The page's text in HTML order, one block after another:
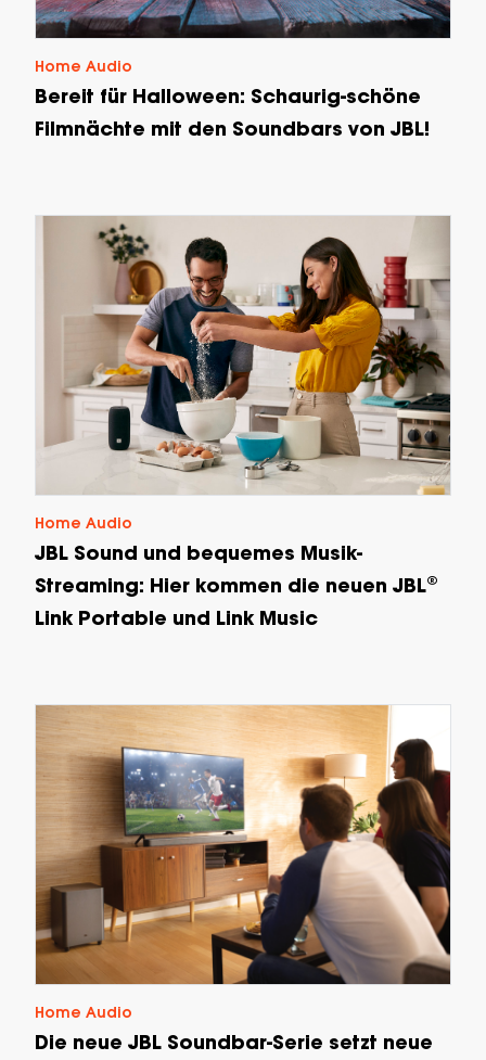
Home Audio
Bereit für Halloween: Schaurig-schöne
Filmnächte mit den Soundbars von JBL!
Home Audio
JBL Sound und bequemes Musik-
Streaming: Hier kommen die neuen JBL®
Link Portable und Link Music
Home Audio
Die neue JBL Soundbar-Serie setzt neue